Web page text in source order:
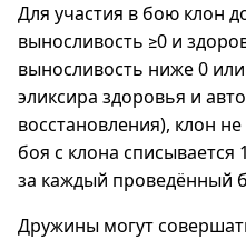
Для участия в бою клон
выносливость ≥0 и
выносливость ниже 0
эликсира здоровья и
восстановления), клон
боя с клона
за каждый проведённый
Дружины могут